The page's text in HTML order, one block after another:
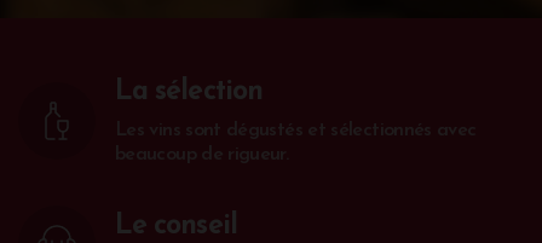
La sélection
Le conseil